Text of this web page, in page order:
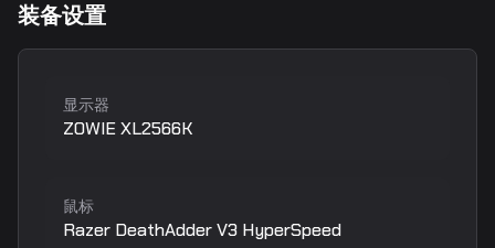
装备设置
显示器
ZOWIE XL2566K
鼠标
Razer DeathAdder V3 HyperSpeed